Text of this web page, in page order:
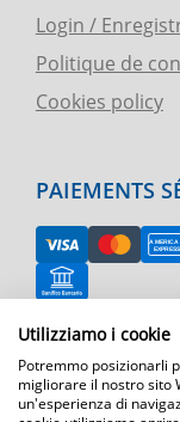
Login /
Politique de
Cookies policy
PAIEMENTS
RETOUR
ASSISTANCE
Utilizziamo i cookie
Potremmo posizionarli
migliorare il nostro sito
un'esperienza di